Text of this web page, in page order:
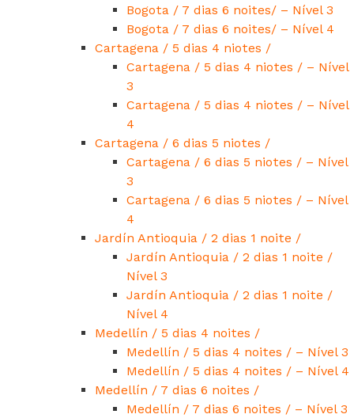
Bogota / 7 dias 6 noites/ – Nível 3
Bogota / 7 dias 6 noites/ – Nível 4
Cartagena / 5 dias 4 niotes /
Cartagena / 5 dias 4 niotes / – Nível
3
Cartagena / 5 dias 4 niotes / – Nível
4
Cartagena / 6 dias 5 niotes /
Cartagena / 6 dias 5 niotes / – Nível
3
Cartagena / 6 dias 5 niotes / – Nível
4
Jardín Antioquia / 2 dias 1 noite /
Jardín Antioquia / 2 dias 1 noite /
Nível 3
Jardín Antioquia / 2 dias 1 noite /
Nível 4
Medellín / 5 dias 4 noites /
Medellín / 5 dias 4 noites / – Nível 3
Medellín / 5 dias 4 noites / – Nível 4
Medellín / 7 dias 6 noites /
Medellín / 7 dias 6 noites / – Nível 3